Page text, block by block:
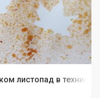
листопад в технике